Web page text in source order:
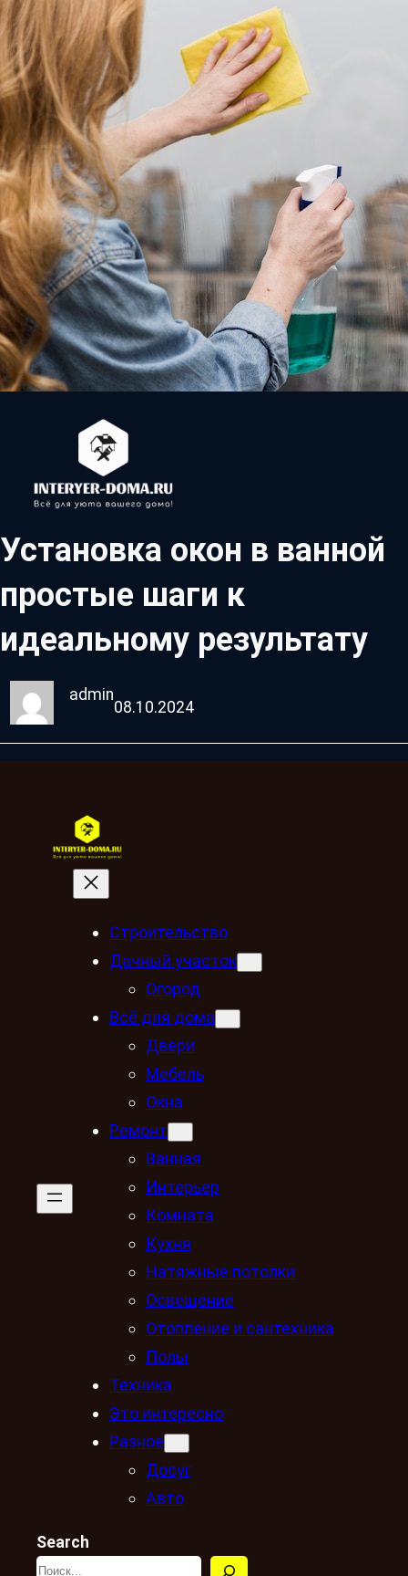
Установка окон в ванной
простые шаги к
идеальному результату
admin
08.10.2024
Строительство
Дачный участок
Огород
Всё для дома
Двери
Мебель
Окна
Ремонт
Ванная
Интерьер
Комната
Кухня
Натяжные потолки
Освещение
Отопление и сантехника
Полы
Техника
Это интересно
Разное
Досуг
Авто
Search